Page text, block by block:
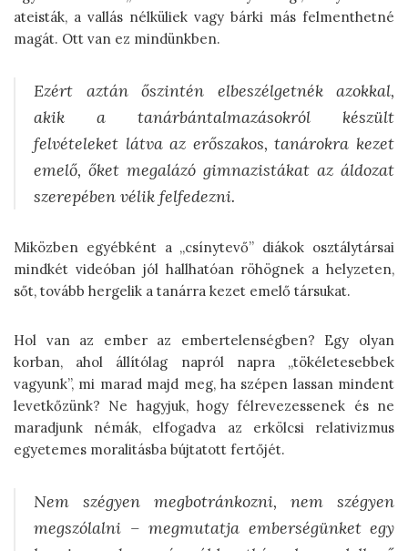
ateisták, a vallás nélküliek vagy bárki más felmenthetné
magát. Ott van ez mindünkben.
Ezért aztán őszintén elbeszélgetnék azokkal,
akik a tanárbántalmazásokról készült
felvételeket látva az erőszakos, tanárokra kezet
emelő, őket megalázó gimnazistákat az áldozat
szerepében vélik felfedezni.
Miközben egyébként a „csínytevő” diákok osztálytársai
mindkét videóban jól hallhatóan röhögnek a helyzeten,
sőt, tovább hergelik a tanárra kezet emelő társukat.
Hol van az ember az embertelenségben? Egy olyan
korban, ahol állítólag napról napra „tökéletesebbek
vagyunk”, mi marad majd meg, ha szépen lassan mindent
levetkőzünk? Ne hagyjuk, hogy félrevezessenek és ne
maradjunk némák, elfogadva az erkölcsi relativizmus
egyetemes moralitásba bújtatott fertőjét.
Nem szégyen megbotránkozni, nem szégyen
megszólalni – megmutatja emberségünket egy